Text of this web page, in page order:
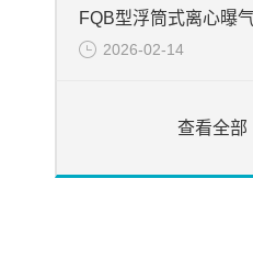
2026-02-14
查看全部